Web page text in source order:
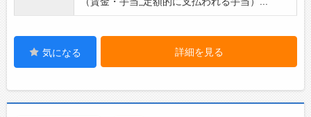
気になる 詳細を見る